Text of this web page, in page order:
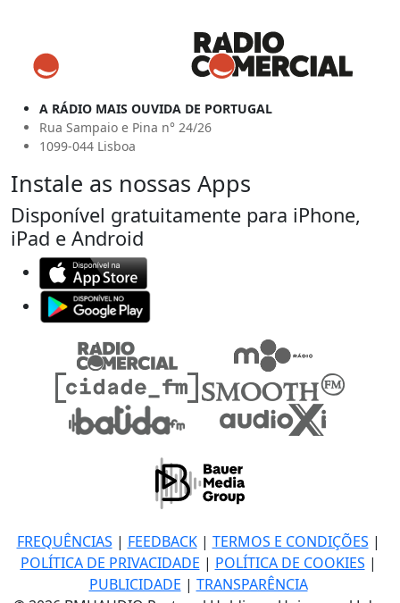
A RÁDIO MAIS OUVIDA DE PORTUGAL
Rua Sampaio e Pina n° 24/26
1099-044 Lisboa
Instale as nossas Apps
Disponível gratuitamente para iPhone,
iPad e Android
FREQUÊNCIAS | FEEDBACK| TERMOS E CONDIÇÕES |
POLÍTICA DE PRIVACIDADE | POLÍTICA DE COOKIES |
PUBLICIDADE | TRANSPARÊNCIA